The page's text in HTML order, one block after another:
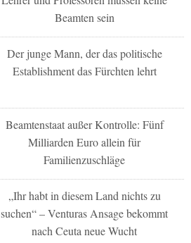
Beamten sein
Der junge Mann, der das politische
Establishment das Fürchten lehrt
Beamtenstaat außer Kontrolle: Fünf
Milliarden Euro allein für
Familienzuschläge
„Ihr habt in diesem Land nichts zu
suchen“ – Venturas Ansage bekommt
nach Ceuta neue Wucht